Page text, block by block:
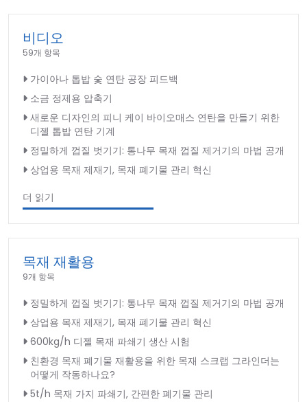
비디오
59개 항목
가이아나 톱밥 숯 연탄 공장 피드백
소금 정제용 압축기
새로운 디자인의 피니 케이 바이오매스 연탄을 만들기 위한
디젤 톱밥 연탄 기계
정밀하게 껍질 벗기기: 통나무 목재 껍질 제거기의 마법 공개
상업용 목재 제재기, 목재 폐기물 관리 혁신
더 읽기
목재 재활용
9개 항목
정밀하게 껍질 벗기기: 통나무 목재 껍질 제거기의 마법 공개
상업용 목재 제재기, 목재 폐기물 관리 혁신
600kg/h 디젤 목재 파쇄기 생산 시험
친환경 목재 폐기물 재활용을 위한 목재 스크랩 그라인더는
어떻게 작동하나요?
5t/h 목재 가지 파쇄기, 간편한 폐기물 관리